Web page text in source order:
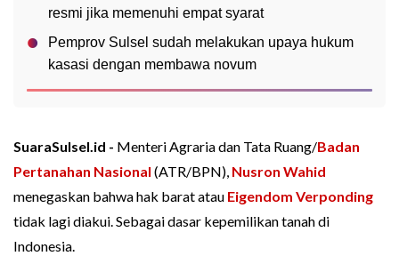
resmi jika memenuhi empat syarat
Pemprov Sulsel sudah melakukan upaya hukum
kasasi dengan membawa novum
SuaraSulsel.id - Menteri Agraria dan Tata Ruang/Badan
Pertanahan Nasional (ATR/BPN), Nusron Wahid
menegaskan bahwa hak barat atau Eigendom Verponding
tidak lagi diakui. Sebagai dasar kepemilikan tanah di
Indonesia.